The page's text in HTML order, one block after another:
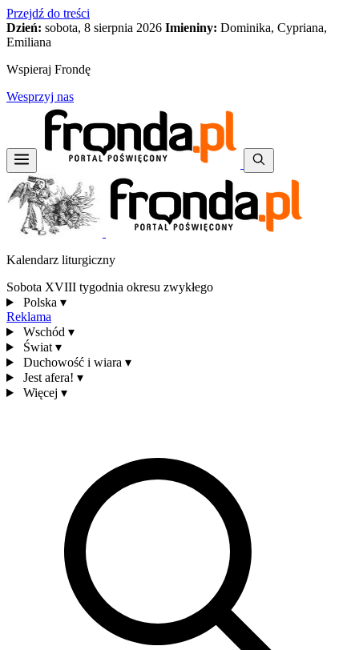
Przejdź do treści
Dzień: sobota, 8 sierpnia 2026 Imieniny: Dominika, Cypriana,
Emiliana
Wspieraj Frondę
Wesprzyj nas
Kalendarz liturgiczny
Sobota XVIII tygodnia okresu zwykłego
Polska ▾
Reklama
Wschód ▾
Świat ▾
Duchowość i wiara ▾
Jest afera! ▾
Więcej ▾